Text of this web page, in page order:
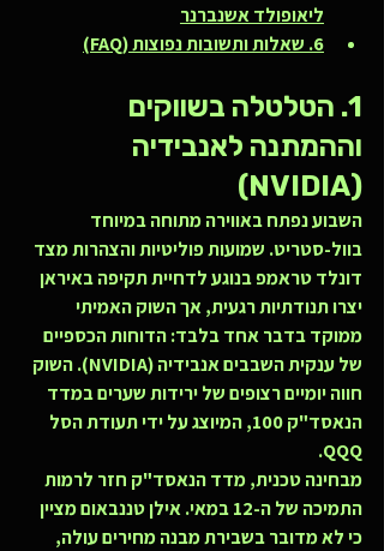
ליאופולד אשנברנר
6. שאלות ותשובות נפוצות (FAQ)
1. הטלטלה בשווקים
וההמתנה לאנבידיה
(NVIDIA)
השבוע נפתח באווירה מתוחה במיוחד
בוול-סטריט. שמועות פוליטיות והצהרות מצד
דונלד טראמפ בנוגע לדחיית תקיפה באיראן
יצרו תנודתיות רגעית, אך השוק האמיתי
ממוקד בדבר אחד בלבד: הדוחות הכספיים
של ענקית השבבים אנבידיה (NVIDIA). השוק
חווה יומיים רצופים של ירידות שערים במדד
הנאסד"ק 100, המיוצג על ידי תעודת הסל
QQQ.
מבחינה טכנית, מדד הנאסד"ק חזר לרמות
התמיכה של ה-12 במאי. אילן טננבאום מציין
כי לא מדובר בשבירת מבנה מחירים עולה,